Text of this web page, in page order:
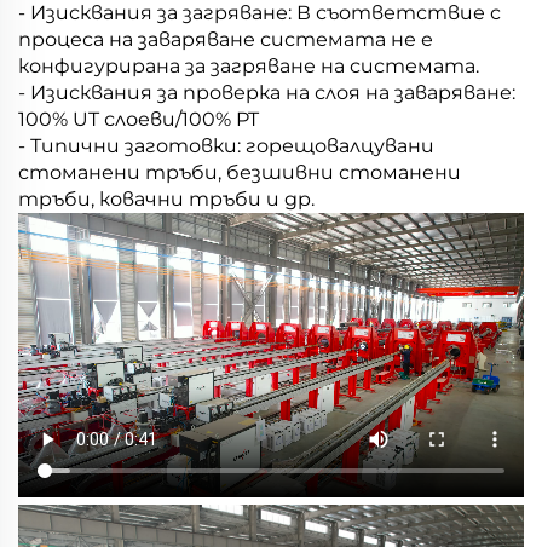
- Изисквания за загряване: В съответствие с
процеса на заваряване системата не е
конфигурирана за загряване на системата.
- Изисквания за проверка на слоя на заваряване:
100% UT слоеви/100% PT
- Типични заготовки: горещовалцувани
стоманени тръби, безшивни стоманени
тръби, ковачни тръби и др.